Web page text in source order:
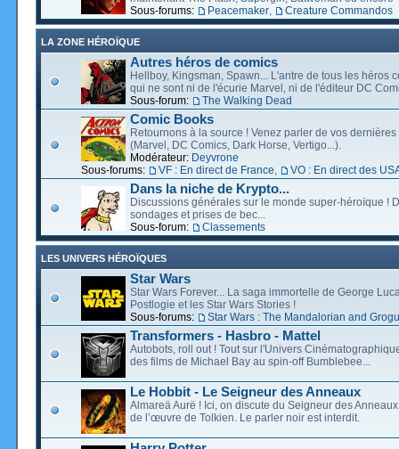
Sous-forums:
Peacemaker Creature Commandos
LA ZONE HÉROÏQUE
Autres héros de comics
Hellboy, Kingsman, Spawn... L'antre de tous les héros
qui ne sont ni de l'écurie Marvel, ni de l'éditeur DC
Sous-forum:
The Walking Dead
Comic Books
Retournons à la source ! Venez parler de vos dernières
(Marvel, DC Comics, Dark Horse, Vertigo...).
Modérateur: Deyvrone
Sous-forums:
VF : En direct de France VO : En direct des
Dans la niche de Krypto...
Discussions générales sur le monde super-héroïque !
sondages et prises de bec...
Sous-forum:
Classements
LES UNIVERS HÉROÏQUES
Star Wars
Star Wars Forever... La saga immortelle de George
Postlogie et les Star Wars Stories !
Sous-forums:
Star Wars : The Mandalorian and Grogu
Transformers - Hasbro - Mattel
Autobots, roll out ! Tout sur l'Univers
des films de Michael Bay au spin-off Bumblebee...
Le Hobbit - Le Seigneur des Anneaux
Almareä Aurë ! Ici, on discute du Seigneur des
de l’œuvre de Tolkien. Le parler noir est interdit.